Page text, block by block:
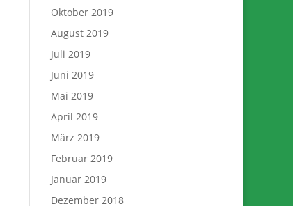
Oktober 2019
August 2019
Juli 2019
Juni 2019
Mai 2019
April 2019
März 2019
Februar 2019
Januar 2019
Dezember 2018